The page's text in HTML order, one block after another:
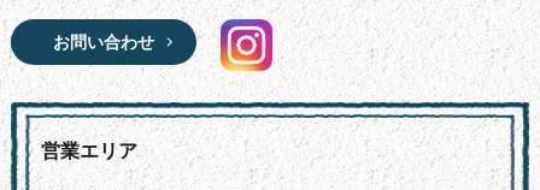
お問い合わせ
営業エリア